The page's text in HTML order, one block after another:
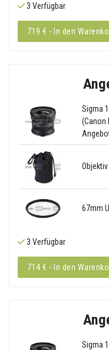
3 Verfügbar
719 € - In den
Sigma
(Canon
67mm
3 Verfügbar
714 € - In den
Sigma